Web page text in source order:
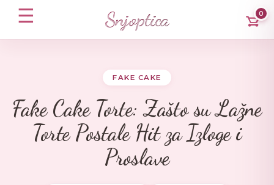
☰ Snjoptica 0
FAKE CAKE
Fake Cake Torte: Zašto su Lažne
Torte Postale Hit za Izloge i
Proslave